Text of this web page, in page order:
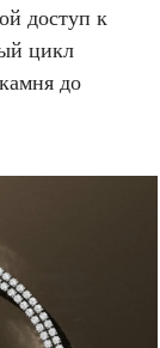
доступ к
цикл
до